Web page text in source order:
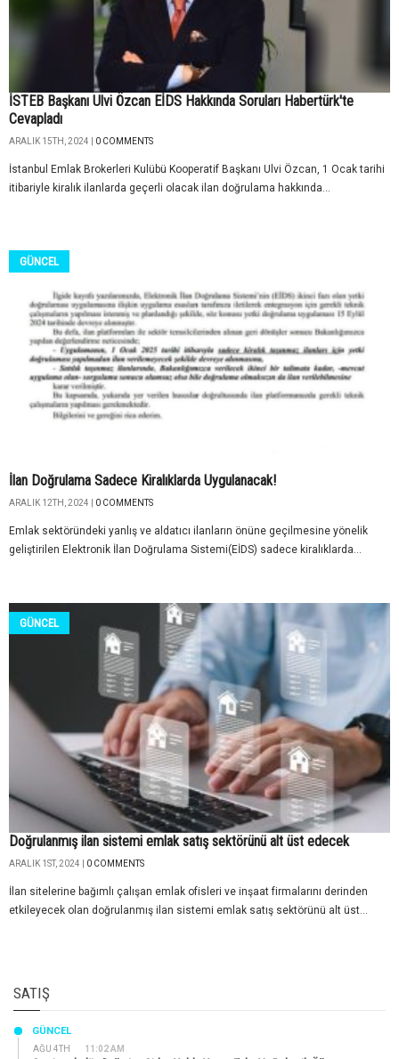
İSTEB Başkanı Ulvi Özcan EİDS Hakkında Soruları Habertürk'te
Cevapladı
ARALIK 15TH, 2024 | 0 COMMENTS
İstanbul Emlak Brokerleri Kulübü Kooperatif Başkanı Ulvi Özcan, 1 Ocak tarihi
itibariyle kiralık ilanlarda geçerli olacak ilan doğrulama hakkında...
GÜNCEL
İlan Doğrulama Sadece Kiralıklarda Uygulanacak!
ARALIK 12TH, 2024 | 0 COMMENTS
Emlak sektöründeki yanlış ve aldatıcı ilanların önüne geçilmesine yönelik
geliştirilen Elektronik İlan Doğrulama Sistemi(EİDS) sadece kiralıklarda...
GÜNCEL
Doğrulanmış ilan sistemi emlak satış sektörünü alt üst edecek
ARALIK 1ST, 2024 | 0 COMMENTS
İlan sitelerine bağımlı çalışan emlak ofisleri ve inşaat firmalarını derinden
etkileyecek olan doğrulanmış ilan sistemi emlak satış sektörünü alt üst...
SATIŞ
AĞU 4TH 11:02 AM
GÜNCEL